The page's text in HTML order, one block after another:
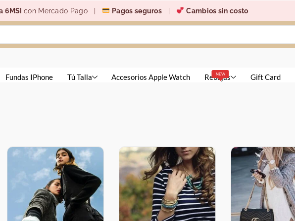
6MSIcon Mercado Pago | Pagos seguros Cambios sin costo
Fundas IPhone Tú Talla Accesorios Apple Watch NEW
Rebajas Gift Card